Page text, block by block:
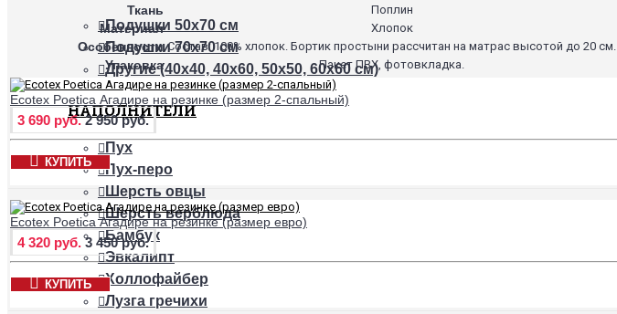
Подушки 50х70 см
Подушки 70х70 см
Другие (40х40, 40х60, 50х50, 60х60 см)
НАПОЛНИТЕЛИ
Пух
Пух-перо
Шерсть овцы
Шерсть верблюда
Бамбук
Эвкалипт
Холлофайбер
Лузга гречихи
Ткань Поплин
Материал Хлопок
Особенности Состав: 100% хлопок. Бортик простыни рассчитан на матрас высотой до 20 см.
Упаковка Пакет ПВХ, фотовкладка.
Ecotex Poetica Агадире на резинке (размер 2-спальный)
3 690 руб. 2 950 руб.
КУПИТЬ
Ecotex Poetica Агадире на резинке (размер евро)
4 320 руб. 3 450 руб.
КУПИТЬ